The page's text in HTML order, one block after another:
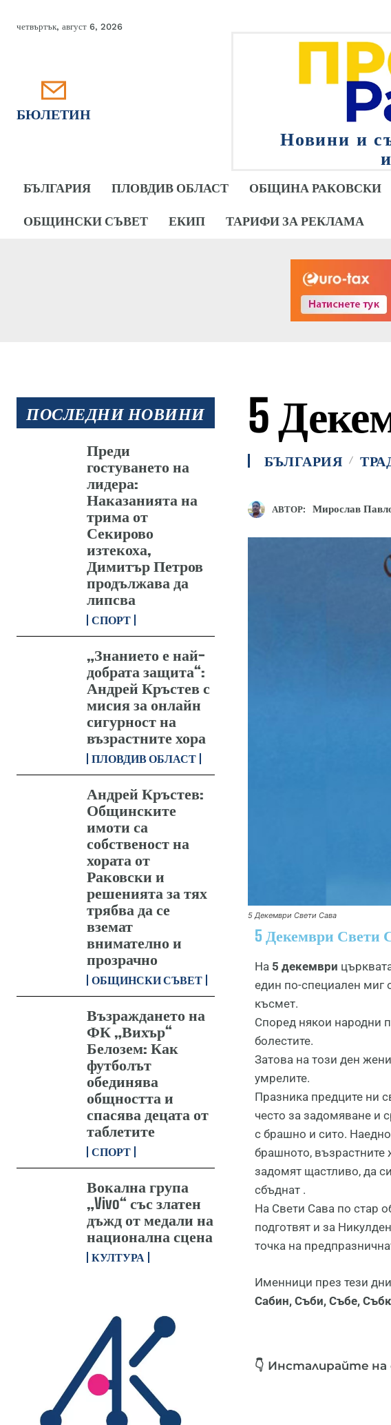
четвъртък, август 6, 2026
БЮЛЕТИН
Новини и
БЪЛГАРИЯ ПЛОВДИВ ОБЛАСТ ОБЩИНА РАКОВСКИ
ОБЩИНСКИ СЪВЕТ ЕКИП ТАРИФИ ЗА РЕКЛАМА
ПОСЛЕДНИ НОВИНИ
Преди
гостуването на
лидера:
Наказанията на
трима от
Секирово
изтекоха,
Димитър Петров
продължава да
липсва
СПОРТ
„Знанието е най-
добрата защита“:
Андрей Кръстев с
мисия за онлайн
сигурност на
възрастните хора
ПЛОВДИВ ОБЛАСТ
Андрей Кръстев:
Общинските
имоти са
собственост на
хората от
Раковски и
решенията за тях
трябва да се
вземат
внимателно и
прозрачно
ОБЩИНСКИ СЪВЕТ
Възраждането на
ФК „Вихър“
Белозем: Как
футболът
обединява
общността и
спасява децата от
таблетите
СПОРТ
Вокална група
„Vivo“ със златен
дъжд от медали на
национална сцена
КУЛТУРА
5
БЪЛГАРИЯ
АВТОР: Мирослав
5 Декември Свети Сава
5 Декември Свети
На 5 декември
един по-специален миг
късмет.
Според някои народни
болестите.
Затова на този ден
умрелите.
Празника предците ни
често за задомяване и
с брашно и сито.
брашното, възрастните
задомят щастливо, да
сбъднат .
На Свети Сава по стар
подготвят и за
точка на
Именници през тези
Сабин, Съби, Събе,
👇 Инсталирайте на